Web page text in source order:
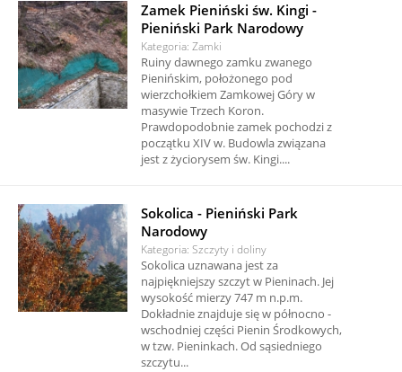
Zamek Pieniński św. Kingi -
Pieniński Park Narodowy
Kategoria: Zamki
Ruiny dawnego zamku zwanego
Pienińskim, położonego pod
wierzchołkiem Zamkowej Góry w
masywie Trzech Koron.
Prawdopodobnie zamek pochodzi z
początku XIV w. Budowla związana
jest z życiorysem św. Kingi....
Sokolica - Pieniński Park
Narodowy
Kategoria: Szczyty i doliny
Sokolica uznawana jest za
najpiękniejszy szczyt w Pieninach. Jej
wysokość mierzy 747 m n.p.m.
Dokładnie znajduje się w północno -
wschodniej części Pienin Środkowych,
w tzw. Pieninkach. Od sąsiedniego
szczytu...